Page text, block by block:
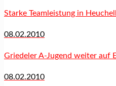
Starke Teamleistung in
08.02.2010
Griedeler A-Jugend weiter auf
08.02.2010